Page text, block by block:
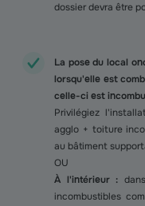
dossier devra être
La pose du local
lorsqu'elle est
celle-ci est
Privilégiez
agglo + toiture
au bâtiment
OU
À l'intérieur :
incombustibles